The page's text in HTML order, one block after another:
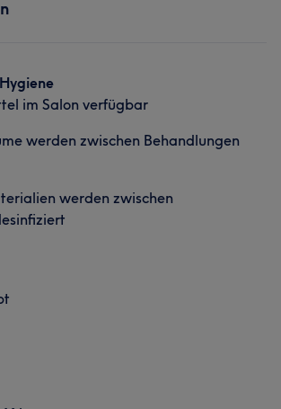
im Salon verfügbar
werden zwischen Behandlungen
werden zwischen